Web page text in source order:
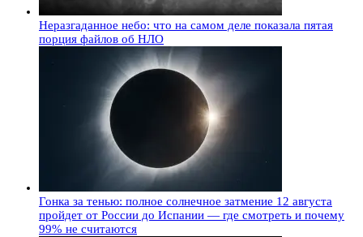
Неразгаданное небо: что на самом деле показала пятая
порция файлов об НЛО
Гонка за тенью: полное солнечное затмение 12 августа
пройдет от России до Испании — где смотреть и почему
99% не считаются